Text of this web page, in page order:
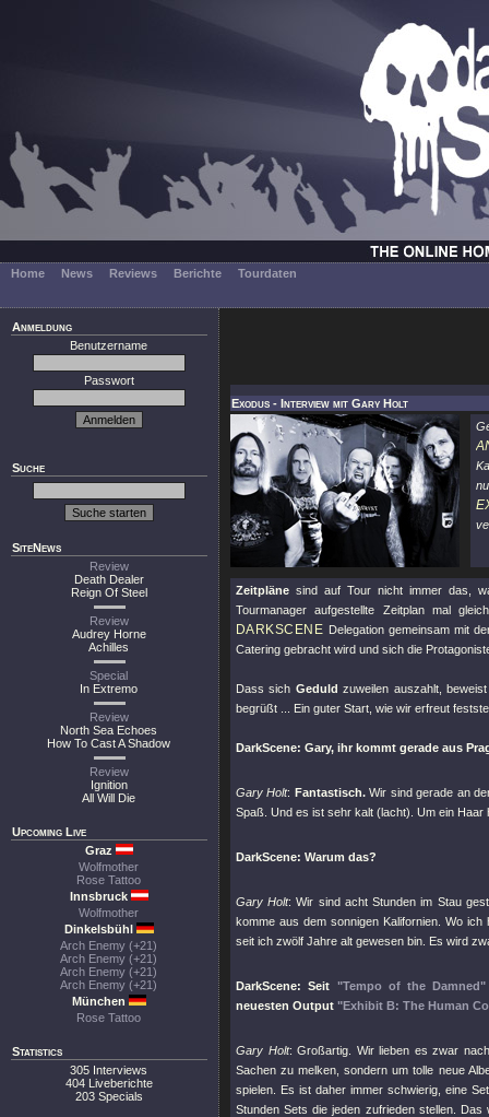
Home News Reviews Berichte Tourdaten
Anmeldung
Benutzername
Passwort
Suche
SiteNews
Review
Death Dealer
Reign Of Steel
Review
Audrey Horne
Achilles
Special
In Extremo
Review
North Sea Echoes
How To Cast A Shadow
Review
Ignition
All Will Die
Upcoming Live
Graz
Wolfmother
Rose Tattoo
Innsbruck
Wolfmother
Dinkelsbühl
Arch Enemy (+21)
Arch Enemy (+21)
Arch Enemy (+21)
Arch Enemy (+21)
München
Rose Tattoo
Statistics
305 Interviews
404 Liveberichte
203 Specials
Exodus - Interview mit Gary Holt
Zeitpläne sind auf Tour nicht immer das,
Tourmanager aufgestellte Zeitplan mal
DARKSCENE Delegation gemeinsam mit
Catering gebracht wird und sich die
Dass sich Geduld zuweilen auszahlt,
begrüßt ... Ein guter Start, wie wir erfreut
DarkScene: Gary, ihr kommt gerade aus
Gary Holt: Fantastisch.Wir sind gerade an
Spaß. Und es ist sehr kalt (lacht). Um ein Haar
DarkScene: Warum das?
Gary Holt: Wir sind acht Stunden im Stau
komme aus dem sonnigen Kalifornien. Wo
seit ich zwölf Jahre alt gewesen bin. Es wird
DarkScene: Seit "Tempo of the Damned"
neuesten Output "Exhibit B: The Human
Gary Holt: Großartig. Wir lieben es zwar
Sachen zu melken, sondern um tolle neue
spielen. Es ist daher immer schwierig, eine
Stunden Sets die jeden zufrieden stellen.